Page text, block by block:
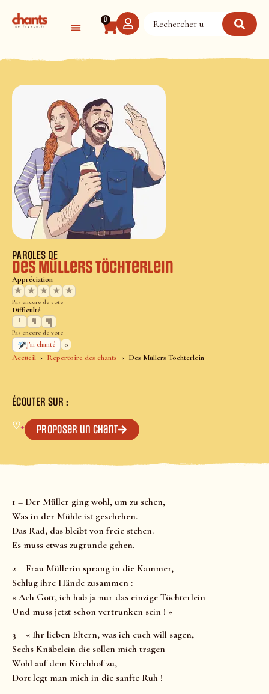
0
Accueil Répertoire des chants Des Müllers Töchterlein
PAROLES DE
Des Müllers Töchterlein
Appréciation
★
★ ★ ★ ★
Pas encore de vote
Difficulté
Pas encore de vote
J’ai chanté
0
ÉCOUTER SUR :
♡+ Proposer un chant
1 – Der Müller ging wohl, um zu sehen,
Was in der Mühle ist geschehen.
Das Rad, das bleibt von freie stehen.
Es muss etwas zugrunde gehen.
2 – Frau Müllerin sprang in die Kammer,
Schlug ihre Hände zusammen :
« Ach Gott, ich hab ja nur das einzige Töchterlein
Und muss jetzt schon vertrunken sein ! »
3 – « Ihr lieben Eltern, was ich euch will sagen,
Sechs Knäbelein die sollen mich tragen
Wohl auf dem Kirchhof zu,
Dort legt man mich in die sanfte Ruh !